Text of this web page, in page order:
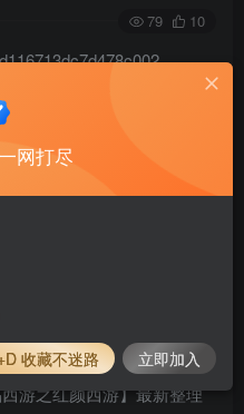
79 10
网打尽
收藏不迷路 立即加入